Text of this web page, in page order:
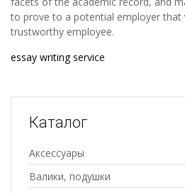
to prove to a potential employer that
trustworthy employee.
essay writing service
Каталог
Аксессуары
Валики, подушки